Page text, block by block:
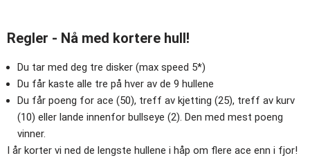
Regler - Nå med kortere hull!
Du tar med deg tre disker (max speed 5*)
Du får kaste alle tre på hver av de 9 hullene
Du får poeng for ace (50), treff av kjetting (25), treff av kurv
(10) eller lande innenfor bullseye (2). Den med mest poeng
vinner.
I år korter vi ned de lengste hullene i håp om flere ace enn i fjor!